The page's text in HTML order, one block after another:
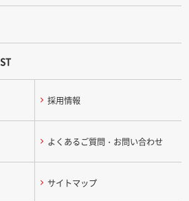
採用情報
よくあるご質問・お問い合わせ
サイトマップ